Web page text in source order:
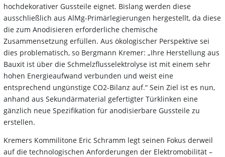
hochdekorativer Gussteile eignet. Bislang werden diese
ausschließlich aus AlMg-Primärlegierungen hergestellt, da diese
die zum Anodisieren erforderliche chemische
Zusammensetzung erfüllen. Aus ökologischer Perspektive sei
dies problematisch, so Bergmann Kremer: „Ihre Herstellung aus
Bauxit ist über die Schmelzflusselektrolyse ist mit einem sehr
hohen Energieaufwand verbunden und weist eine
entsprechend ungünstige CO2-Bilanz auf.“ Sein Ziel ist es nun,
anhand aus Sekundärmaterial gefertigter Türklinken eine
gänzlich neue Spezifikation für anodisierbare Gussteile zu
erstellen.
Kremers Kommilitone Eric Schramm legt seinen Fokus derweil
auf die technologischen Anforderungen der Elektromobilität –